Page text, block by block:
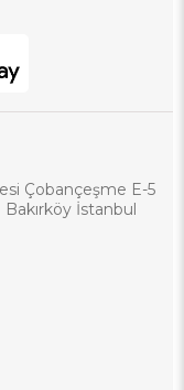
Çobançeşme E-5
İstanbul